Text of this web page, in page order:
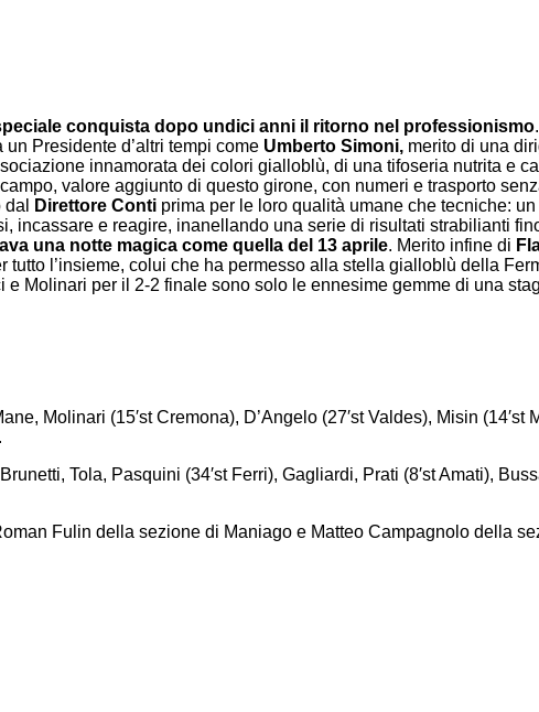
conquista dopo undici anni il ritorno nel professionismo
un Presidente d’altri tempi come Umberto Simoni, merito di una
innamorata dei colori gialloblù, di una tifoseria nutrita e
valore aggiunto di questo girone, con numeri e trasporto
Direttore Conti prima per le loro qualità umane che tecniche:
incassare e reagire, inanellando una serie di risultati strabilianti
una notte magica come quella del 13 aprile. Merito infine di
l’insieme, colui che ha permesso alla stella gialloblù della
Molinari per il 2-2 finale sono solo le ennesime gemme di una
Molinari (15′st Cremona), D’Angelo (27′st Valdes), Misin (14′st
Tola, Pasquini (34′st Ferri), Gagliardi, Prati (8′st Amati),
Fulin della sezione di Maniago e Matteo Campagnolo della